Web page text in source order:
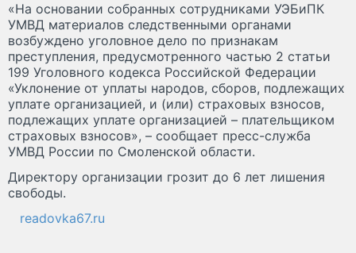
«На основании собранных сотрудниками УЭБиПК
УМВД материалов следственными органами
возбуждено уголовное дело по признакам
преступления, предусмотренного частью 2 статьи
199 Уголовного кодекса Российской Федерации
«Уклонение от уплаты народов, сборов, подлежащих
уплате организацией, и (или) страховых взносов,
подлежащих уплате организацией – плательщиком
страховых взносов», – сообщает пресс-служба
УМВД России по Смоленской области.
Директору организации грозит до 6 лет лишения
свободы.
readovka67.ru